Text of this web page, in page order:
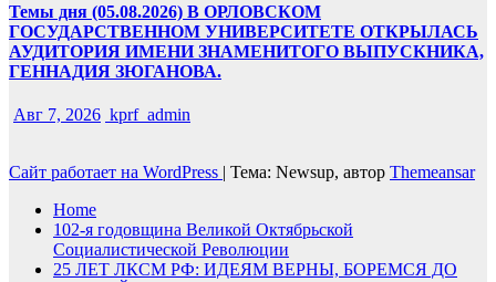
Темы дня (05.08.2026) В ОРЛОВСКОМ
ГОСУДАРСТВЕННОМ УНИВЕРСИТЕТЕ ОТКРЫЛАСЬ
АУДИТОРИЯ ИМЕНИ ЗНАМЕНИТОГО ВЫПУСКНИКА,
ГЕННАДИЯ ЗЮГАНОВА.
Авг 7, 2026 kprf_admin
Сайт работает на WordPress | Тема: Newsup, автор Themeansar
Home
102-я годовщина Великой Октябрьской
Социалистической Революции
25 ЛЕТ ЛКСМ РФ: ИДЕЯМ ВЕРНЫ, БОРЕМСЯ ДО